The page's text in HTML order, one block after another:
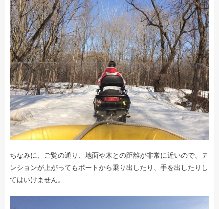
ちなみに、ご覧の通り、地面や木との距離が非常に近いので、テ
ンションが上がってもボートから乗り出したり、手を出したりし
てはいけません。